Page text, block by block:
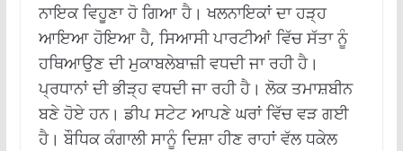
ਨਾਇਕ ਵਿਹੂਣਾ ਹੋ ਗਿਆ ਹੈ। ਖਲਨਾਇਕਾਂ ਦਾ ਹੜ੍ਹ
ਆਇਆ ਹੋਇਆ ਹੈ, ਸਿਆਸੀ ਪਾਰਟੀਆਂ ਵਿੱਚ ਸੱਤਾ ਨੂੰ
ਹਥਿਆਉਣ ਦੀ ਮੁਕਾਬਲੇਬਾਜ਼ੀ ਵਧਦੀ ਜਾ ਰਹੀ ਹੈ।
ਪ੍ਰਧਾਨਾਂ ਦੀ ਭੀੜ੍ਹ ਵਧਦੀ ਜਾ ਰਹੀ ਹੈ। ਲੋਕ ਤਮਾਸ਼ਬੀਨ
ਬਣੇ ਹੋਏ ਹਨ। ਡੀਪ ਸਟੇਟ ਆਪਣੇ ਘਰਾਂ ਵਿੱਚ ਵੜ ਗਈ
ਹੈ। ਬੌਧਿਕ ਕੰਗਾਲੀ ਸਾਨੂੰ ਦਿਸ਼ਾ ਹੀਣ ਰਾਹਾਂ ਵੱਲ ਧਕੇਲ